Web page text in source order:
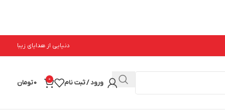
دنیایی از هدایای زیبا
ورود / ثبت نام 0
0تومان